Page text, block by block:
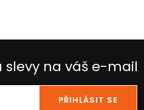
na váš e-mail
PŘIHLÁSIT SE